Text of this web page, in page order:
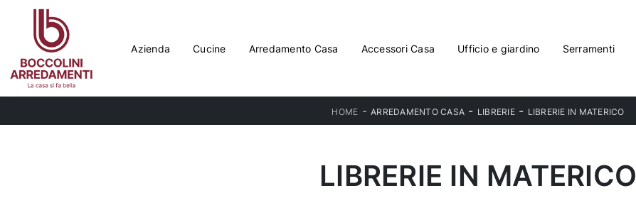
Azienda Cucine Arredamento Casa Accessori Casa Ufficio e giardino Serramenti
HOME -ARREDAMENTO CASA - LIBRERIE- LIBRERIE IN MATERICO
LIBRERIE IN MATERICO